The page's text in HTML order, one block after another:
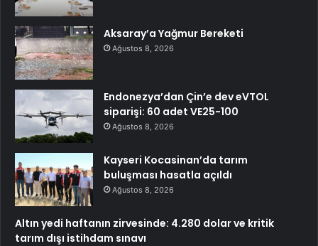
Aksaray’a Yağmur Bereketi
Ağustos 8, 2026
Endonezya’dan Çin’e dev eVTOL
siparişi: 60 adet VE25-100
Ağustos 8, 2026
Kayseri Kocasinan’da tarım
buluşması hasatla açıldı
Ağustos 8, 2026
Altın yedi haftanın zirvesinde: 4.280 dolar ve kritik
tarım dışı istihdam sınavı